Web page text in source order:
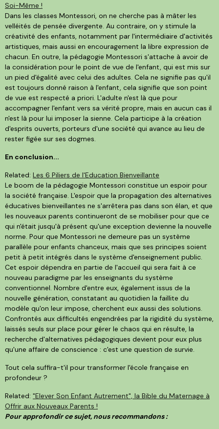
Soi-Même !
Dans les classes Montessori, on ne cherche pas à mâter les
velléités de pensée divergente. Au contraire, on y stimule la
créativité des enfants, notamment par l'intermédiaire d'activités
artistiques, mais aussi en encouragement la libre expression de
chacun. En outre, la pédagogie Montessori s'attache à avoir de
la considération pour le point de vue de l'enfant, qui est mis sur
un pied d'égalité avec celui des adultes. Cela ne signifie pas qu'il
est toujours donné raison à l'enfant, cela signifie que son point
de vue est respecté a priori. L'adulte n'est là que pour
accompagner l'enfant vers sa vérité propre, mais en aucun cas il
n'est là pour lui imposer la sienne. Cela participe à la création
d'esprits ouverts, porteurs d'une société qui avance au lieu de
rester figée sur ses dogmes.
En conclusion...
Related: Les 6 Piliers de l'Education Bienveillante
Le boom de la pédagogie Montessori constitue un espoir pour
la société française. L'espoir que la propagation des alternatives
éducatives bienveillantes ne s'arrêtera pas dans son élan, et que
les nouveaux parents continueront de se mobiliser pour que ce
qui n'était jusqu'à présent qu'une exception devienne la nouvelle
norme. Pour que Montessori ne demeure pas un système
parallèle pour enfants chanceux, mais que ses principes soient
petit à petit intégrés dans le système d'enseignement public.
Cet espoir dépendra en partie de l'accueil qui sera fait à ce
nouveau paradigme par les enseignants du système
conventionnel. Nombre d'entre eux, également issus de la
nouvelle génération, constatant au quotidien la faillite du
modèle qu'on leur impose, cherchent eux aussi des solutions.
Confrontés aux difficultés engendrées par la rigidité du système,
laissés seuls sur place pour gérer le chaos qui en résulte, la
recherche d'alternatives pédagogiques devient pour eux plus
qu'une affaire de conscience : c'est une question de survie.
Tout cela suffira-t'il pour transformer l'école française en
profondeur ?
Related: "Elever Son Enfant Autrement", la Bible du Maternage à
Offrir aux Nouveaux Parents !
Pour approfondir ce sujet, nous recommandons :